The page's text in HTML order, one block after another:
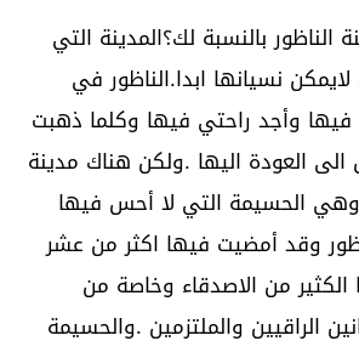
الناظور بالنسبة لك؟المدينة التي
نسيانها ابدا.الناظور في
فيها وأجد راحتي فيها وكلما ذهبت
الى العودة اليها .ولكن هناك مدينة
وهي الحسيمة التي لا أحس فيها
وقد أمضيت فيها اكثر من عشر
من الاصدقاء وخاصة من
الراقيين والملتزمين .والحسيمة